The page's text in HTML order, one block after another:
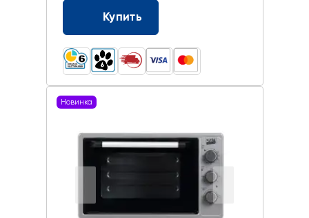
Купить
Новинка